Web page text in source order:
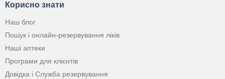
Корисно знати
Наш блог
Пошук і онлайн-резервування ліків
Наші аптеки
Програми для клієнтів
Довідка і Служба резервування